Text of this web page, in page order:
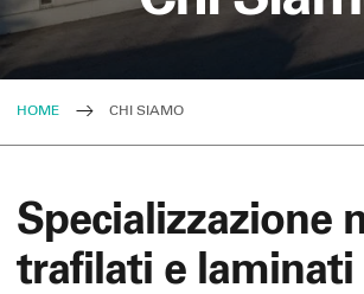
HOME CHI SIAMO
Specializzazione
trafilati e laminati